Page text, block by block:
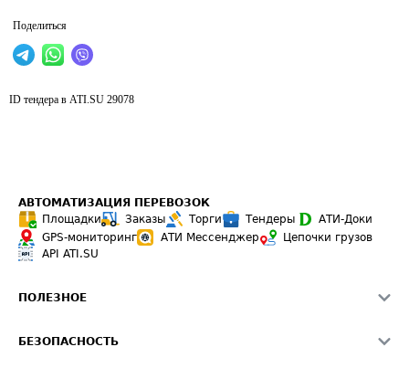
Поделиться
ID тендера в ATI.SU 29078
АВТОМАТИЗАЦИЯ ПЕРЕВОЗОК
Площадки
Заказы Торги Тендеры
АТИ-Доки
GPS-мониторинг
АТИ Мессенджер
Цепочки грузов
API ATI.SU
ПОЛЕЗНОЕ
БЕЗОПАСНОСТЬ